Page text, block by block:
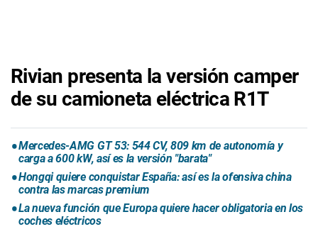
Rivian presenta la versión camper
de su camioneta eléctrica R1T
Mercedes-AMG GT 53: 544 CV, 809 km de autonomía y
carga a 600 kW, así es la versión "barata"
Hongqi quiere conquistar España: así es la ofensiva china
contra las marcas premium
La nueva función que Europa quiere hacer obligatoria en los
coches eléctricos